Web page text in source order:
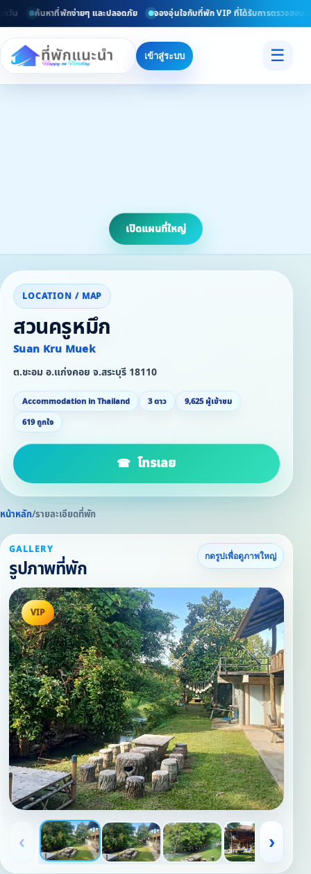
น ค้นหาที่พักง่ายๆ และปลอดภัย จองอุ่นใจกับที่พัก VIP ที่ได้รับการตรวจสอบแล้
เข้าสู่ระบบ ☰
เปิดแผนที่ใหญ่
LOCATION / MAP
สวนครูหมึก
Suan Kru Muek
ต.ชะอม อ.แก่งคอย จ.สระบุรี 18110
Accommodation in Thailand 3 ดาว
9,625 ผู้เข้าชม
619 ถูกใจ
โทรเลย
หน้าหลัก/รายละเอียดที่พัก
GALLERY
รูปภาพที่พัก
กดรูปเพื่อดูภาพใหญ่
VIP
‹ ›